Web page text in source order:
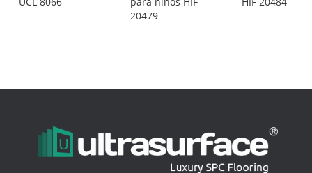
20479